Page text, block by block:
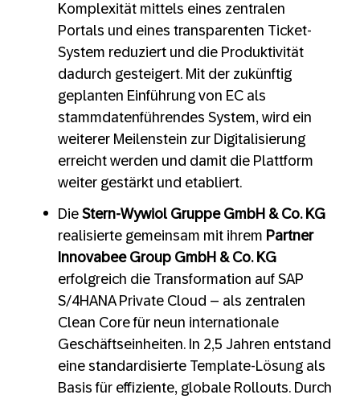
Komplexität mittels eines zentralen
Portals und eines transparenten Ticket-
System reduziert und die Produktivität
dadurch gesteigert. Mit der zukünftig
geplanten Einführung von EC als
stammdatenführendes System, wird ein
weiterer Meilenstein zur Digitalisierung
erreicht werden und damit die Plattform
weiter gestärkt und etabliert.
Die Stern-Wywiol Gruppe GmbH & Co. KG
realisierte gemeinsam mit ihrem Partner
Innovabee Group GmbH & Co. KG
erfolgreich die Transformation auf SAP
S/4HANA Private Cloud – als zentralen
Clean Core für neun internationale
Geschäftseinheiten. In 2,5 Jahren entstand
eine standardisierte Template-Lösung als
Basis für effiziente, globale Rollouts. Durch